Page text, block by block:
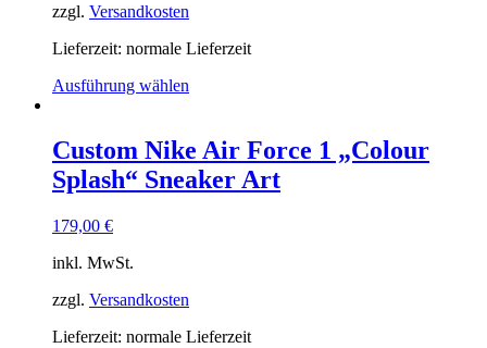
zzgl. Versandkosten
Lieferzeit: normale Lieferzeit
Ausführung wählen
Custom Nike Air Force 1 „Colour
Splash“ Sneaker Art
179,00 €
inkl. MwSt.
zzgl. Versandkosten
Lieferzeit: normale Lieferzeit